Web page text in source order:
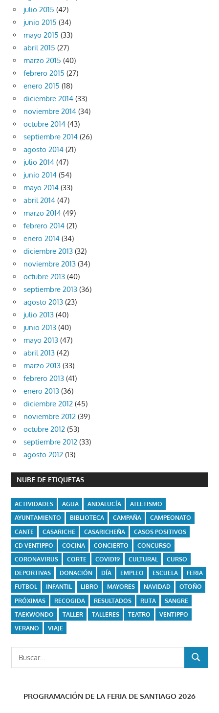
julio 2015 (42)
junio 2015 (34)
mayo 2015 (33)
abril 2015 (27)
marzo 2015 (40)
febrero 2015 (27)
enero 2015 (18)
diciembre 2014 (33)
noviembre 2014 (34)
octubre 2014 (43)
septiembre 2014 (26)
agosto 2014 (21)
julio 2014 (47)
junio 2014 (54)
mayo 2014 (33)
abril 2014 (47)
marzo 2014 (49)
febrero 2014 (21)
enero 2014 (34)
diciembre 2013 (32)
noviembre 2013 (34)
octubre 2013 (40)
septiembre 2013 (36)
agosto 2013 (23)
julio 2013 (40)
junio 2013 (40)
mayo 2013 (47)
abril 2013 (42)
marzo 2013 (33)
febrero 2013 (41)
enero 2013 (36)
diciembre 2012 (45)
noviembre 2012 (39)
octubre 2012 (53)
septiembre 2012 (33)
agosto 2012 (13)
NUBE DE ETIQUETAS
ACTIVIDADES AGUA ANDALUCÍA
ATLETISMO
AYUNTAMIENTO
BIBLIOTECA CAMPAÑA
CAMPEONATO
CANTE
CASARICHE CASARICHEÑA
CASOS POSITIVOS
CD VENTIPPO
COCINA CONCIERTO
CONCURSO
CORONAVIRUS
CORTE COVID19 CULTURAL
CURSO
DEPORTIVAS
DONACIÓN DÍA EMPLEO ESCUELA
FERIA
FUTBOL
INFANTIL LIBRO MAYORES NAVIDAD
OTOÑO
PRÓXIMAS
RECOGIDA RESULTADOS RUTA
SANGRE
TAEKWONDO
TALLER TALLERES TEATRO
VENTIPPO
VERANO
VIAJE
BUSCAR
PROGRAMACIÓN DE LA FERIA DE SANTIAGO 2026